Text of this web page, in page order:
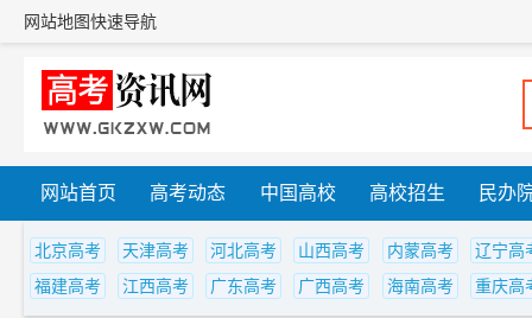
网站地图快速导航
网站首页 高考动态 中国高校 高校招生 民办
北京高考 天津高考 河北高考 山西高考 内蒙高考
辽宁高
福建高考
江西高考 广东高考 广西高考 海南高考 重庆高